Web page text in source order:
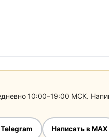
10:00–19:00 МСК.
Написать в MAX